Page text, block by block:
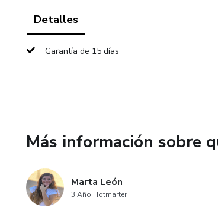
- Alternativas
anticoncepción
fomentarán tu
Detalles
Garantía de 15 días
Más información sobre
Marta León
3 Año Hotmarter